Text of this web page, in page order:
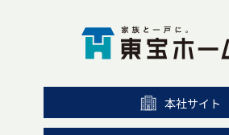
本社サイト